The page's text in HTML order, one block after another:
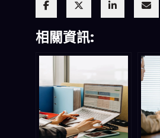
相關資訊: